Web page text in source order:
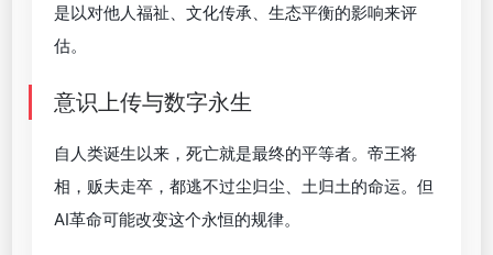
是以对他人福祉、文化传承、生态平衡的影响来评
估。
意识上传与数字永生
自人类诞生以来，死亡就是最终的平等者。帝王将
相，贩夫走卒，都逃不过尘归尘、土归土的命运。但
AI革命可能改变这个永恒的规律。